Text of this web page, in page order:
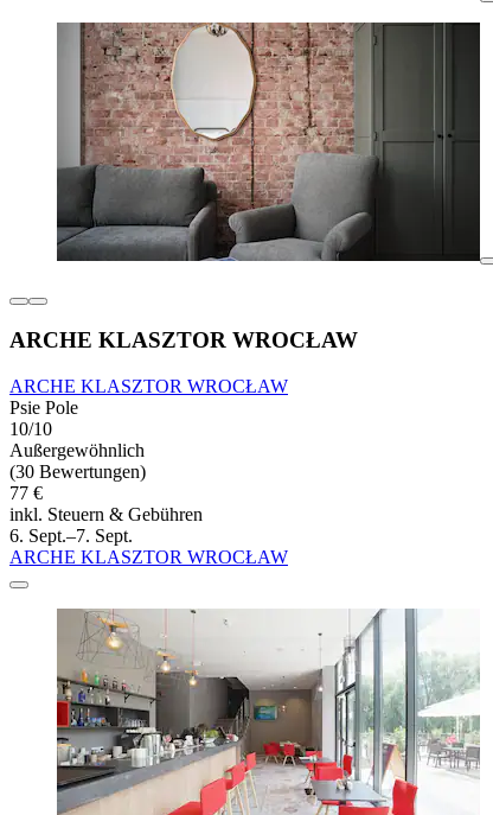
ARCHE KLASZTOR WROCŁAW
ARCHE KLASZTOR WROCŁAW
Psie Pole
10/10
Außergewöhnlich
(30 Bewertungen)
77 €
inkl. Steuern & Gebühren
6. Sept.–7. Sept.
ARCHE KLASZTOR WROCŁAW